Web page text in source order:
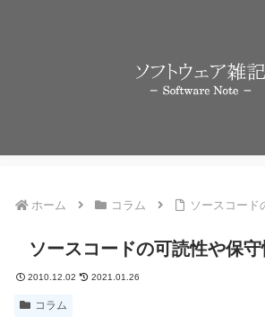
ホーム コラム ソースコード
ソースコードの可読性や保
2010.12.02 2021.01.26
コラム